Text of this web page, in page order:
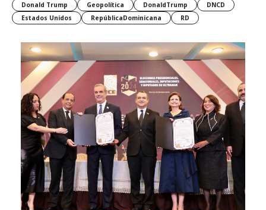
Donald Trump
Geopolítica DonaldTrump
DNCD
Estados Unidos
RepúblicaDominicana RD